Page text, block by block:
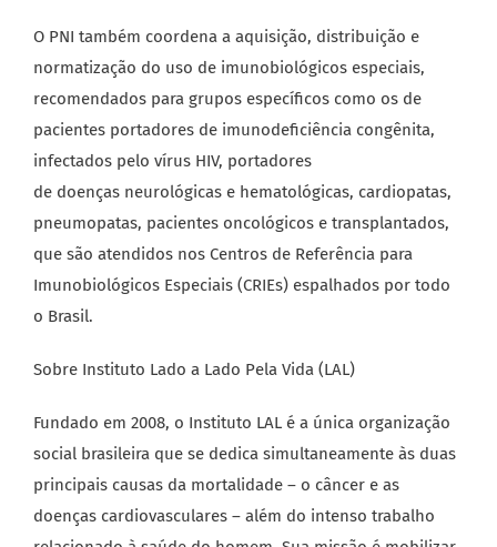
O PNI também coordena a aquisição, distribuição e
normatização do uso de imunobiológicos especiais,
recomendados para grupos específicos como os de
pacientes portadores de imunodeficiência congênita,
infectados pelo vírus HIV, portadores
de doenças neurológicas e hematológicas, cardiopatas,
pneumopatas, pacientes oncológicos e transplantados,
que são atendidos nos Centros de Referência para
Imunobiológicos Especiais (CRIEs) espalhados por todo
o Brasil.
Sobre Instituto Lado a Lado Pela Vida (LAL)
Fundado em 2008, o Instituto LAL é a única organização
social brasileira que se dedica simultaneamente às duas
principais causas da mortalidade – o câncer e as
doenças cardiovasculares – além do intenso trabalho